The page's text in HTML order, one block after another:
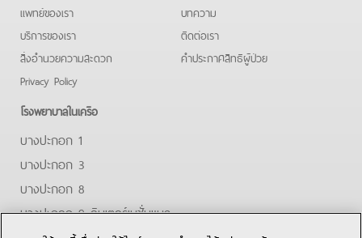
แพทย์ของเรา
บริการของเรา
สิ่งอำนวยความสะดวก
Privacy Policy
บทความ
ติดต่อเรา
คําประกาศสิทธิผู้ป่วย
โรงพยาบาลในเครือ
บางปะกอก 1
บางปะกอก 3
บางปะกอก 8
บางปะกอก 9 อินเตอร์เนชั่นแนล